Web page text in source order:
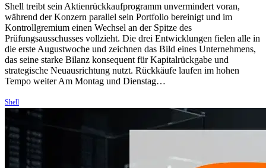
Shell treibt sein Aktienrückkaufprogramm unvermindert voran,
während der Konzern parallel sein Portfolio bereinigt und im
Kontrollgremium einen Wechsel an der Spitze des
Prüfungsausschusses vollzieht. Die drei Entwicklungen fielen alle in
die erste Augustwoche und zeichnen das Bild eines Unternehmens,
das seine starke Bilanz konsequent für Kapitalrückgabe und
strategische Neuausrichtung nutzt. Rückkäufe laufen im hohen
Tempo weiter Am Montag und Dienstag…
Shell